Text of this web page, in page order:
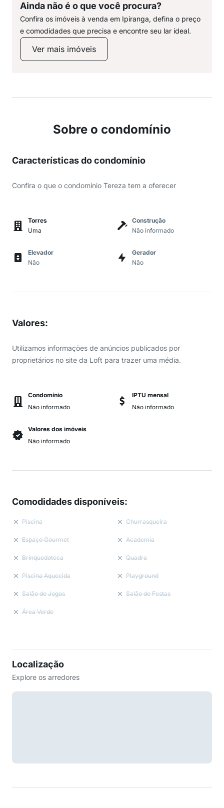
Ainda não é o que você procura?
Confira os imóveis à venda em Ipiranga, defina o preço
e comodidades que precisa e encontre seu lar ideal.
Ver mais imóveis
Sobre o condomínio
Características do condomínio
Confira o que o condomínio Tereza tem a oferecer
Torres
Uma
Construção
Não informado
Elevador
Não
Gerador
Não
Valores:
Utilizamos informações de anúncios publicados por
proprietários no site da Loft para trazer uma média.
Condomínio
Não informado
IPTU mensal
Não informado
Valores dos imóveis
Não informado
Comodidades disponíveis:
Piscina Churrasqueira
Espaço Gourmet Academia
Brinquedoteca Quadra
Piscina Aquecida Playground
Salão de Jogos Salão de Festas
Área Verde
Localização
Explore os arredores